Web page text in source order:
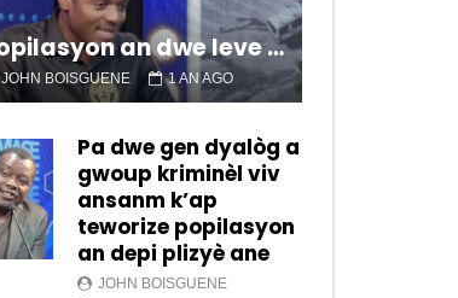
Popilasyon an dwe leve kanpe pou chanje sitiyasyon kawotik l’ap viv nan peyi a.
JOHN BOISGUENE 1 AN AGO
Pa dwe gen dyalòg a
gwoup kriminèl viv
ansanm k’ap
teworize popilasyon
an depi plizyè ane
JOHN BOISGUENE